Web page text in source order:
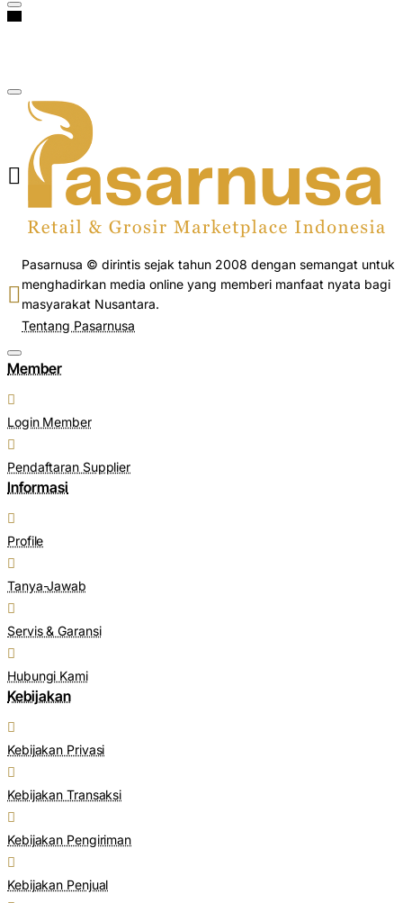
Pasarnusa © dirintis sejak tahun 2008 dengan semangat untuk
menghadirkan media online yang memberi manfaat nyata bagi
masyarakat Nusantara.
Tentang Pasarnusa
Member
Login Member
Pendaftaran Supplier
Informasi
Profile
Tanya-Jawab
Servis & Garansi
Hubungi Kami
Kebijakan
Kebijakan Privasi
Kebijakan Transaksi
Kebijakan Pengiriman
Kebijakan Penjual